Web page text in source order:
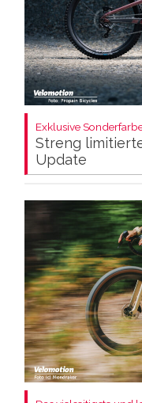
Exklusive
Streng
Update